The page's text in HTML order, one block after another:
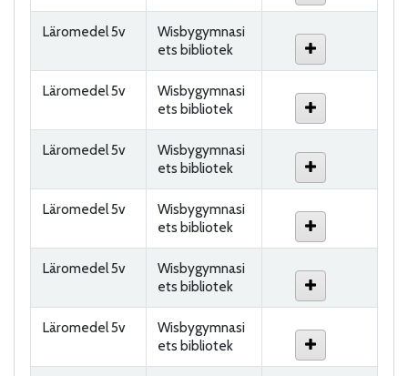
Läromedel 5v
Wisbygymnasi
ets bibliotek
Läromedel 5v
Wisbygymnasi
ets bibliotek
Läromedel 5v
Wisbygymnasi
ets bibliotek
Läromedel 5v
Wisbygymnasi
ets bibliotek
Läromedel 5v
Wisbygymnasi
ets bibliotek
Läromedel 5v
Wisbygymnasi
ets bibliotek